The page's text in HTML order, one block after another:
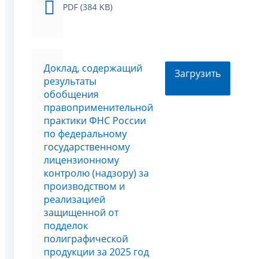
PDF (384 KB)
Доклад, содержащий
результаты
обобщения
правоприменительной
практики ФНС России
по федеральному
государственному
лицензионному
контролю (надзору) за
производством и
реализацией
защищенной от
подделок
полиграфической
продукции за 2025 год
Загрузить